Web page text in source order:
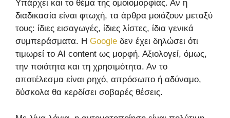
Υπάρχει και το θέμα της ομοιομορφίας. Αν η
διαδικασία είναι φτωχή, τα άρθρα μοιάζουν μεταξύ
τους: ίδιες εισαγωγές, ίδιες λίστες, ίδια γενικά
συμπεράσματα. Η Google δεν έχει δηλώσει ότι
τιμωρεί το AI content ως μορφή. Αξιολογεί, όμως,
την ποιότητα και τη χρησιμότητα. Αν το
αποτέλεσμα είναι ρηχό, απρόσωπο ή αδύναμο,
δύσκολα θα κερδίσει σοβαρές θέσεις.